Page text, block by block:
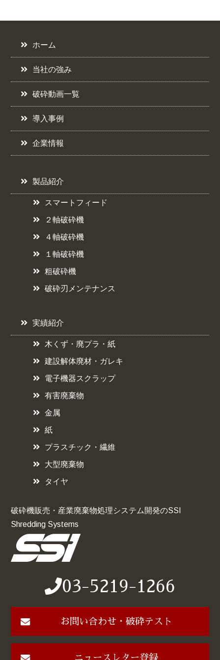
ホーム
当社の強み
破砕動画一覧
導入事例
企業情報
製品紹介
スマートフィード
２軸破砕機
４軸破砕機
１軸破砕機
粗破砕機
破砕刃メンテナンス
実績紹介
木くず・廃プラ・紙
建設解体廃材・ガレキ
電子機器スクラップ
有害廃棄物
金属
紙
プラスチック・繊維
大型廃棄物
タイヤ
破砕機販売・産業廃棄物処理システム開発のSSI
Shredding Systems
03-5219-1266
お問い合わせ・破砕テスト
ニュースレター登録